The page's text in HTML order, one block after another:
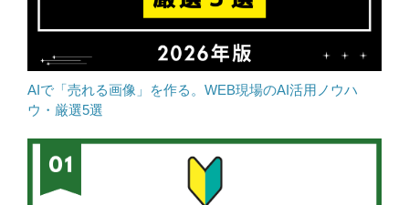
AIで「売れる画像」を作る。WEB現場のAI活用ノウハ
ウ・厳選5選